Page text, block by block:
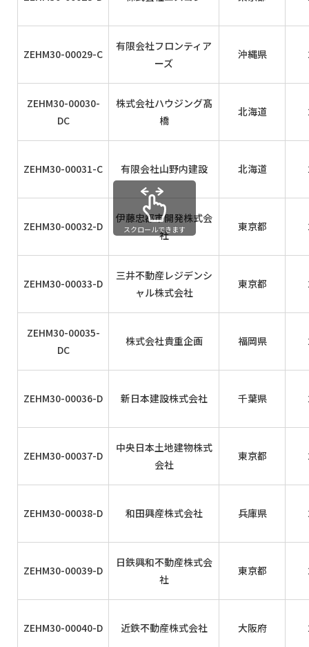
ZEHM30-00029-C
有限会社フロンティア
ーズ
沖縄県
ZEHM30-00030-
DC
株式会社ハウジング髙
橋
北海道
ZEHM30-00031-C 有限会社山野内建設 北海道
ZEHM30-00032-D
伊藤忠都市開発株式会
社
東京都
ZEHM30-00033-D
三井不動産レジデンシ
ャル株式会社
東京都
ZEHM30-00035-
DC
株式会社貴重企画 福岡県
ZEHM30-00036-D 新日本建設株式会社 千葉県
ZEHM30-00037-D
中央日本土地建物株式
会社
東京都
ZEHM30-00038-D 和田興産株式会社 兵庫県
ZEHM30-00039-D
日鉄興和不動産株式会
社
東京都
ZEHM30-00040-D 近鉄不動産株式会社 大阪府
スクロールできます